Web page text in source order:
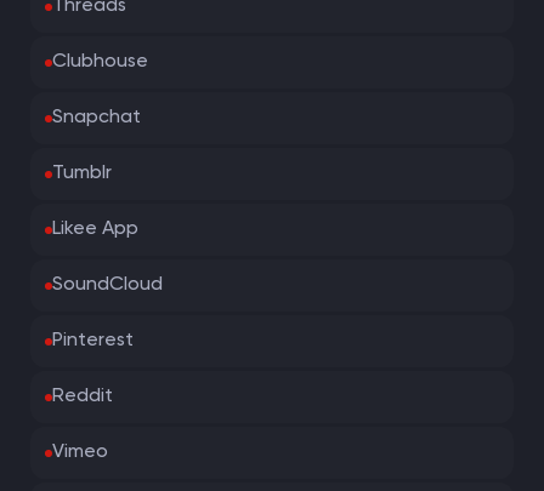
Threads
Clubhouse
Snapchat
Tumblr
Likee App
SoundCloud
Pinterest
Reddit
Vimeo